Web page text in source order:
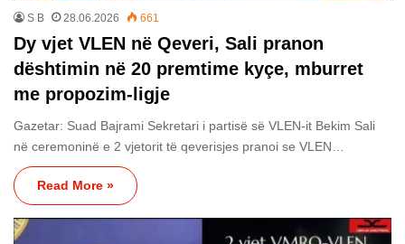
S B 28.06.2026 661
Dy vjet VLEN në Qeveri, Sali pranon
dështimin në 20 premtime kyçe, mburret
me propozim-ligje
Gazetar: Suad Bajrami Sekretari i partisë së VLEN-it Bekim Sali
në ceremoninë e 2 vjetorit të qeverisjes pranoi se VLEN…
Read More »